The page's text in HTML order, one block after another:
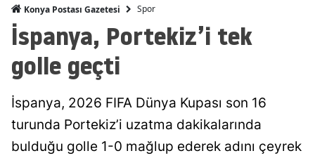
Amasya
Artvin
Aydın
Konya Postası Gazetesi Spor
İspanya, Portekiz’i tek
golle geçti
İspanya, 2026 FIFA Dünya Kupası son 16
turunda Portekiz’i uzatma dakikalarında
bulduğu golle 1-0 mağlup ederek adını çeyrek